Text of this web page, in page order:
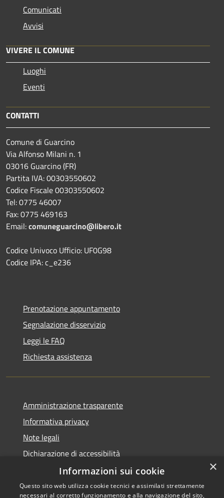
Comunicati
Avvisi
VIVERE IL COMUNE
Luoghi
Eventi
CONTATTI
Comune di Guarcino
Via Alfonso Milani n. 1
03016 Guarcino (FR)
Partita IVA: 00303550602
Codice Fiscale 00303550602
Tel: 0775 46007
Fax: 0775 469163
Email:comuneguarcino@libero.it
Codice Univoco Ufficio: UF0G98
Codice IPA: c_e236
Prenotazione appuntamento
Segnalazione disservizio
Leggi le FAQ
Richiesta assistenza
Amministrazione trasparente
Informativa privacy
Note legali
Dichiarazione di accessibilità
×
Informazioni sui cookie
Questo sito web utilizza cookie tecnici e assimilati strettamente
necessari al corretto funzionamento e alla navigazione del sito,